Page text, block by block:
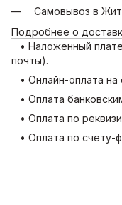
Самовывоз в
Подробнее о
• Наложенный
почты).
• Онлайн-оплата на
• Оплата
• Оплата по
• Оплата по счету-